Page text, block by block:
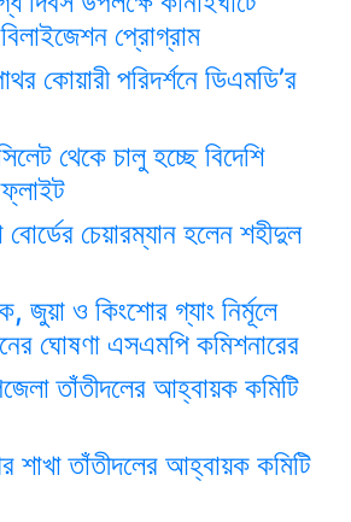
প্রোগ্রাম
কোয়ারী পরিদর্শনে ডিএমডি’র
থেকে চালু হচ্ছে বিদেশি
ফ্লাইট
বোর্ডের চেয়ারম্যান হলেন শহীদুল
জুয়া ও কিংশোর গ্যাং নির্মূলে
ঘোষণা এসএমপি কমিশনারের
তাঁতীদলের আহ্বায়ক কমিটি
শাখা তাঁতীদলের আহ্বায়ক কমিটি